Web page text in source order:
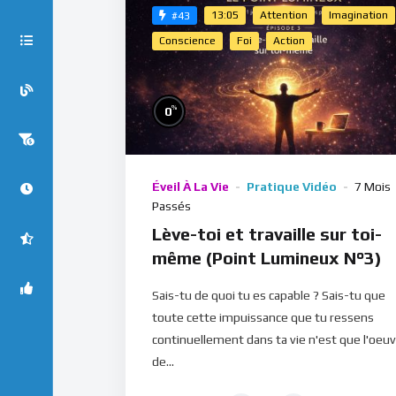
#43 13:05 Attention Imagination
Conscience Foi Action
0%
Éveil À La Vie Pratique Vidéo
7 Mois
Passés
Lève-toi et travaille sur toi-
même (Point Lumineux N°3)
Sais-tu de quoi tu es capable ? Sais-tu que
toute cette impuissance que tu ressens
continuellement dans ta vie n'est que
de...